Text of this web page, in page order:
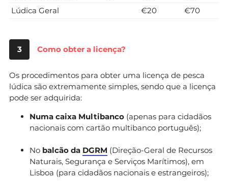
Lúdica Geral
€20 €70
3 Como obter a licença?
Os procedimentos para obter uma licença de pesca
lúdica são extremamente simples, sendo que a licença
pode ser adquirida:
Numa caixa Multibanco (apenas para cidadãos
nacionais com cartão multibanco português);
No balcão da DGRM (Direção-Geral de Recursos
Naturais, Segurança e Serviços Marítimos), em
Lisboa (para cidadãos nacionais e estrangeiros);